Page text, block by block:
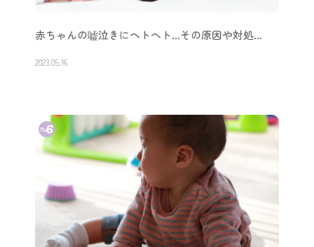
赤ちゃんの嘘泣きにヘトヘト…その原因や対処…
2023.05.16